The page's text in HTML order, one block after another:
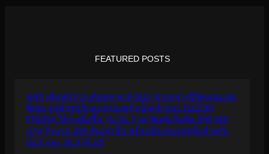
FEATURED POSTS
ซูซูกิ เดินหน้ากระตุ้นตลาด B-SUV ช่วงกลางปีจัดแคมเปญ
พิเศษ ลูกค้าซูซูกิและครอบครัวเป็นเจ้าของ SUZUKI
FRONX ได้ง่ายยิ่งขึ้น รุ่น GL ราคาพิเศษเริ่มต้น 599,000
บาท จำนวน 200 คันเท่านั้น พร้อมข้อเสนอสุดคุ้มสำหรับ
GLX และ GLX PLUS